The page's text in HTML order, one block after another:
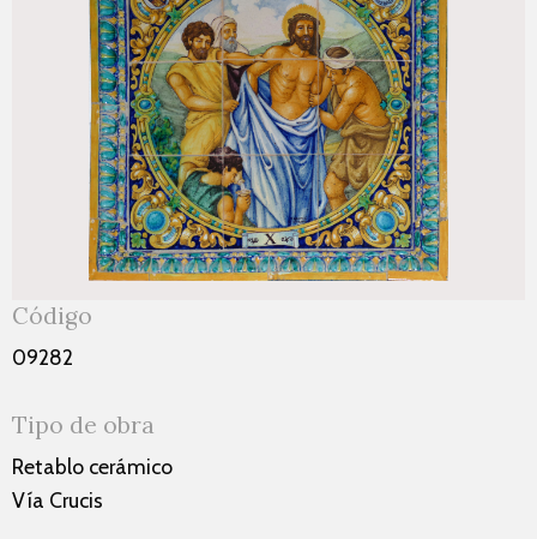
Código
09282
Tipo de obra
Retablo cerámico
Vía Crucis